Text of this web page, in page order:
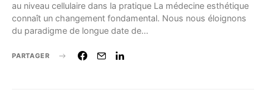
au niveau cellulaire dans la pratique La médecine esthétique
connaît un changement fondamental. Nous nous éloignons
du paradigme de longue date de…
PARTAGER